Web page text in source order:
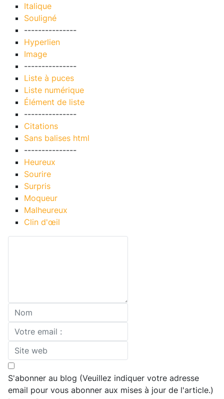
Italique
Souligné
---------------
Hyperlien
Image
---------------
Liste à puces
Liste numérique
Élément de liste
---------------
Citations
Sans balises html
---------------
Heureux
Sourire
Surpris
Moqueur
Malheureux
Clin d'œil
S'abonner au blog (Veuillez indiquer votre adresse
email pour vous abonner aux mises à jour de l'article.)